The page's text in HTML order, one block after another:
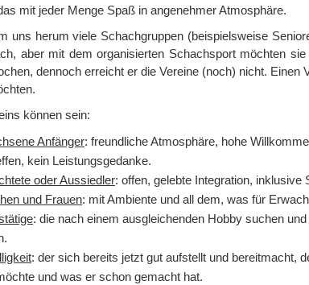
mit jeder Menge Spaß in angenehmer Atmosphäre.
uns herum viele Schachgruppen (beispielsweise
aber mit dem organisierten Schachsport möchten
dennoch erreicht er die Vereine (noch) nicht.
können sein:
Anfänger: freundliche Atmosphäre, hohe
kein Leistungsgedanke.
oder Aussiedler: offen, gelebte Integration,
und Frauen: mit Ambiente und all dem, was für
: die nach einem ausgleichenden Hobby suchen
: der sich bereits jetzt gut aufstellt und bereitmacht,
und was er schon gemacht hat.